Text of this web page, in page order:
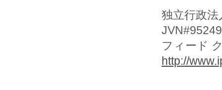
独立行政
フィード
http://